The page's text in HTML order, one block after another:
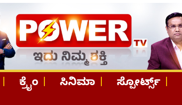
ಕ್ರೈಂ ಸಿನಿಮಾ ಸ್ಪೋರ್ಟ್ಸ್